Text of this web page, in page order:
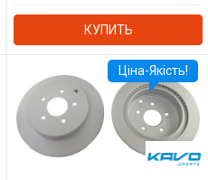
КУПИТЬ
Ціна-Якість!